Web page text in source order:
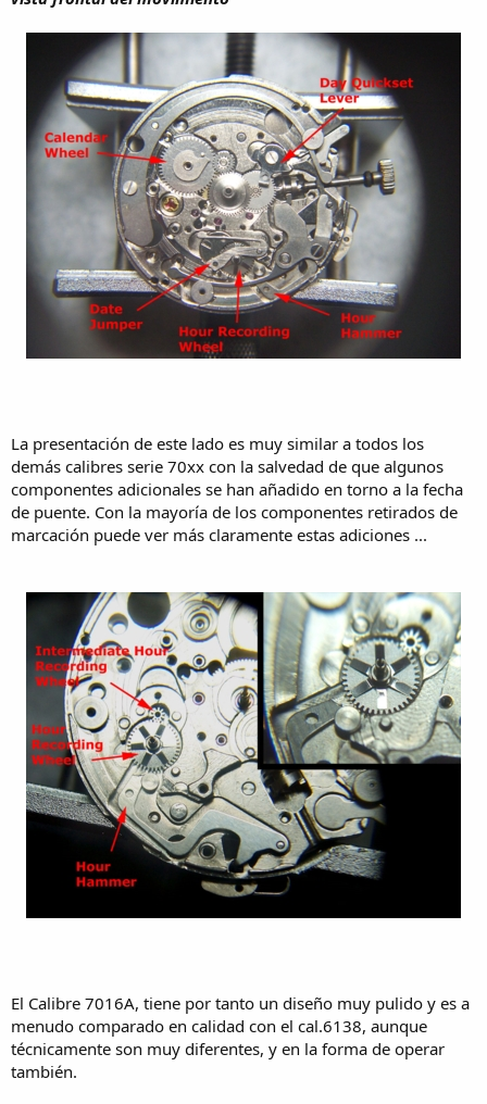
La presentación de este lado es muy similar a todos los
demás calibres serie 70xx con la salvedad de que algunos
componentes adicionales se han añadido en torno a la fecha
de puente. Con la mayoría de los componentes retirados de
marcación puede ver más claramente estas adiciones ...
El Calibre 7016A, tiene por tanto un diseño muy pulido y es a
menudo comparado en calidad con el cal.6138, aunque
técnicamente son muy diferentes, y en la forma de operar
también.